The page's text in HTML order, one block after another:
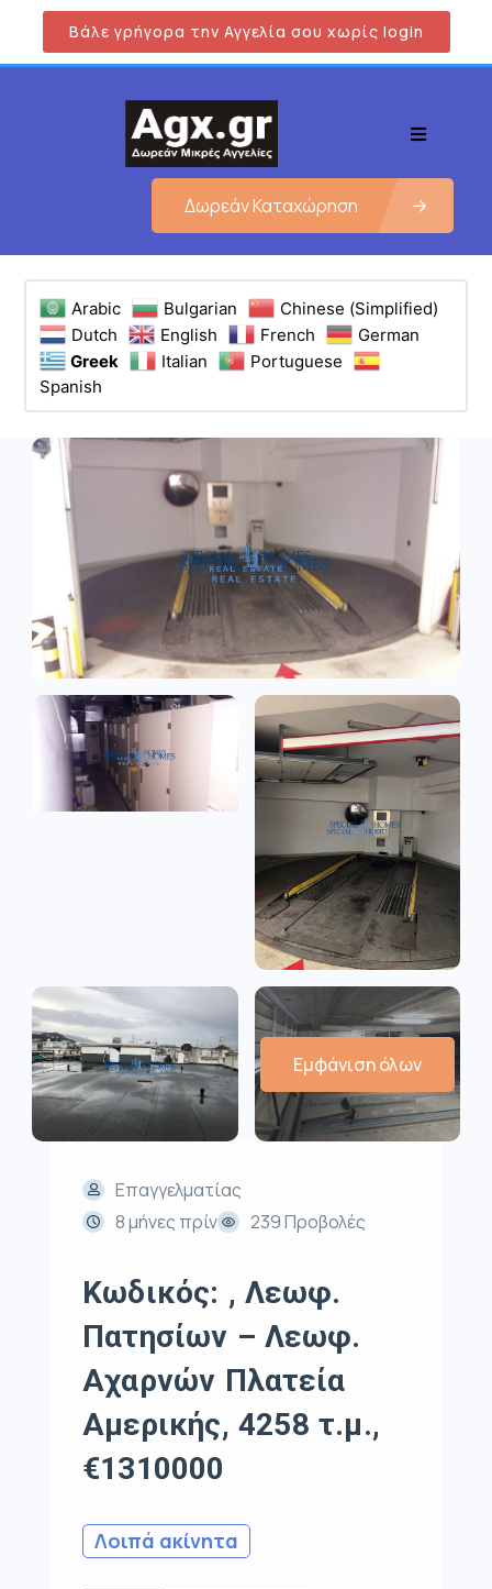
Βάλε γρήγορα την Αγγελία σου χωρίς login
Δωρεάν Καταχώρηση
Arabic Bulgarian
Chinese (Simplified)
Dutch
English French
German
Greek
Italian
Portuguese
Spanish
Εμφάνιση όλων
Επαγγελματίας
8 μήνες πρίν
239 Προβολές
Κωδικός: , Λεωφ.
Πατησίων – Λεωφ.
Αχαρνών Πλατεία
Αμερικής, 4258 τ.μ.,
€1310000
Λοιπά ακίνητα